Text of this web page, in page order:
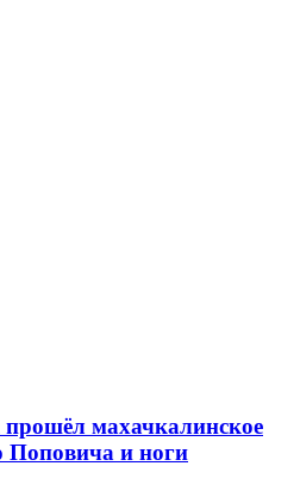
махачкалинское
и ноги